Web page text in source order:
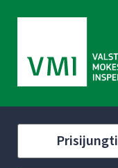
Prisijungti